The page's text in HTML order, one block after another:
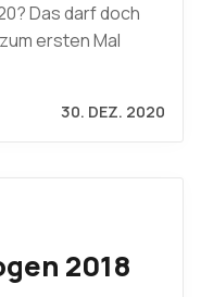
Das darf doch
ersten Mal
30. DEZ. 2020
2018